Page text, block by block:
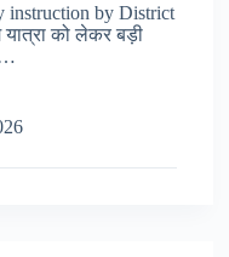
instruction by District
को लेकर बड़ी